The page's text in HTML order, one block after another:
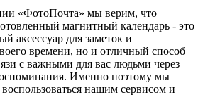
«ФотоПочта» мы верим, что
магнитный календарь - это
аксессуар для заметок и
времени, но и отличный способ
с важными для вас людьми через
Именно поэтому мы
нашим сервисом и